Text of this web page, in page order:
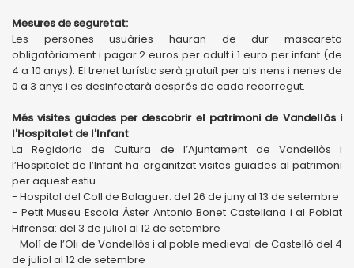
Mesures de seguretat:
Les persones usuàries hauran de dur mascareta
obligatòriament i pagar 2 euros per adult i 1 euro per infant (de
4 a 10 anys). El trenet turístic serà gratuït per als nens i nenes de
0 a 3 anys i es desinfectarà després de cada recorregut.
Més visites guiades per descobrir el patrimoni de Vandellòs i
l'Hospitalet de l'Infant
La Regidoria de Cultura de l’Ajuntament de Vandellòs i
l’Hospitalet de l’Infant ha organitzat visites guiades al patrimoni
per aquest estiu.
- Hospital del Coll de Balaguer: del 26 de juny al 13 de setembre
- Petit Museu Escola Àster Antonio Bonet Castellana i al Poblat
Hifrensa: del 3 de juliol al 12 de setembre
- Molí de l’Oli de Vandellòs i al poble medieval de Castelló del 4
de juliol al 12 de setembre